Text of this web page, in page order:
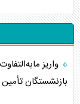
تخریب پل‌ها در
اربعین،
برنامه هفتم
بازنشستگان